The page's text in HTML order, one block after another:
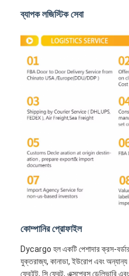
রেল মালবাহী
আমাজনে পাঠান
ট্রাক মালবাহী
স্টোরেজ সার্ভিস
ব্যাপক লজিস্টিক সেবা
কোম্পানির প্রোফাইল
Dycargo হল একটি পেশাদার ক্রস-বর্ডার
যুক্তরাজ্য, কানাডা, ইউরোপ এবং অন্যান্য
ফ্রেইট, সি ফ্রেট, এক্সপ্রেস ডেলিভারি